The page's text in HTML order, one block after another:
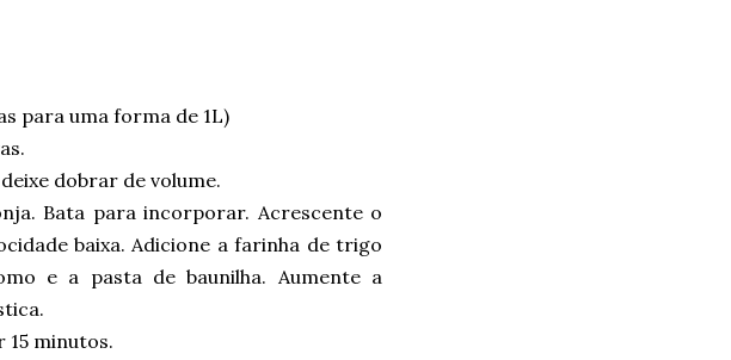
para uma forma de 1L)
dobrar de volume.
Bata para incorporar. Acrescente o
baixa. Adicione a farinha de trigo
e a pasta de baunilha. Aumente a
15 minutos.